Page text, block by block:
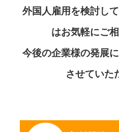
外国人雇用を検討し
はお気軽にご
今後の企業様の発展
させていた